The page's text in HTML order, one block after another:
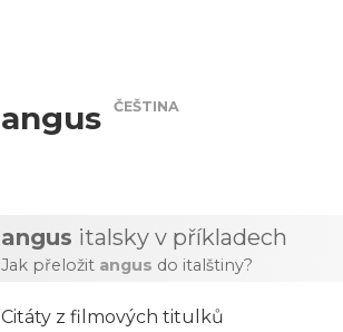
angus ČEŠTINA
angus italsky v příkladech
Jak přeložit angus do italštiny?
Citáty z filmových titulků